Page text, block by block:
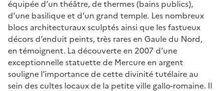
équipée d’un théâtre, de thermes (bains publics),
d’une basilique et d’un grand temple. Les nombreux
blocs architecturaux sculptés ainsi que les fastueux
décors d’enduit peints, très rares en Gaule du Nord,
en témoignent. La découverte en 2007 d’une
exceptionnelle statuette de Mercure en argent
souligne l’importance de cette divinité tutélaire au
sein des cultes locaux de la petite ville gallo-romaine. Il